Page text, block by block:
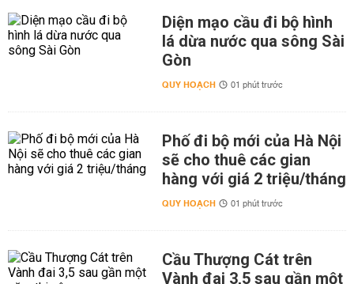
Diện mạo cầu đi bộ hình
lá dừa nước qua sông Sài
Gòn
QUY HOẠCH 01 phút trước
Phố đi bộ mới của Hà Nội
sẽ cho thuê các gian
hàng với giá 2 triệu/tháng
QUY HOẠCH 01 phút trước
Cầu Thượng Cát trên
Vành đai 3,5 sau gần một